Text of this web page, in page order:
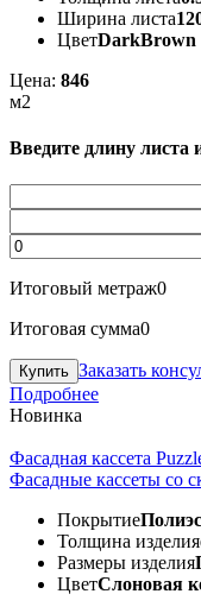
Ширина листа
ЦветDarkBrown
Цена: 846
м2
Введите длину листа
Итоговый метраж0
Итоговая сумма0
Заказать
Подробнее
Новинка
Фасадная кассета
Фасадные кассеты со
Покрытие
Толщина изделия
Размеры изделия
ЦветСлоновая